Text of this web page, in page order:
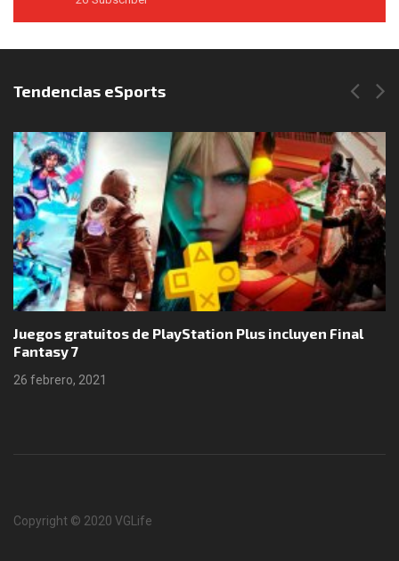
Síguenos en Instagram
Tendencias eSports
Juegos gratuitos de PlayStation Plus incluyen Final
Fantasy 7
26 febrero, 2021
Copyright © 2020 VGLife